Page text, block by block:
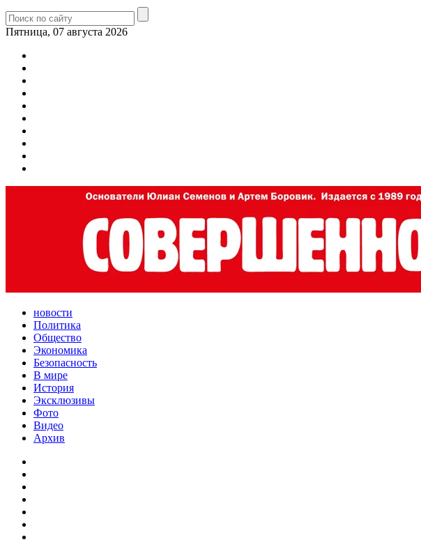
Пятница, 07 августа 2026
новости
Политика
Общество
Экономика
Безопасность
В мире
История
Эксклюзивы
Фото
Видео
Архив